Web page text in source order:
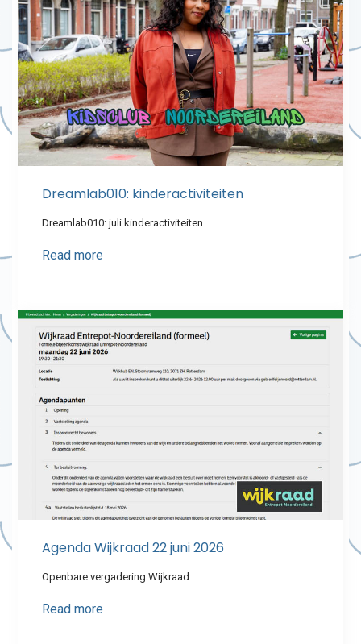
Dreamlab010: kinderactiviteiten
Dreamlab010: juli kinderactiviteiten
Read more
Agenda Wijkraad 22 juni 2026
Openbare vergadering Wijkraad
Read more